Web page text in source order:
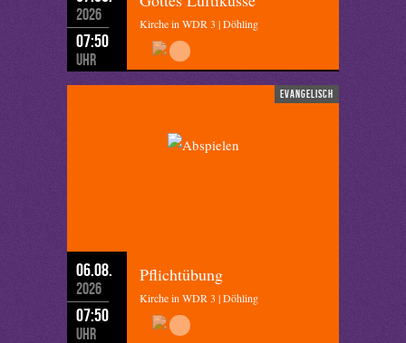
2026
07:50
Uhr
Kirche in WDR 3 | Döhling
evangelisch
06.08.
2026
07:50
Uhr
Pflichtübung
Kirche in WDR 3 | Döhling